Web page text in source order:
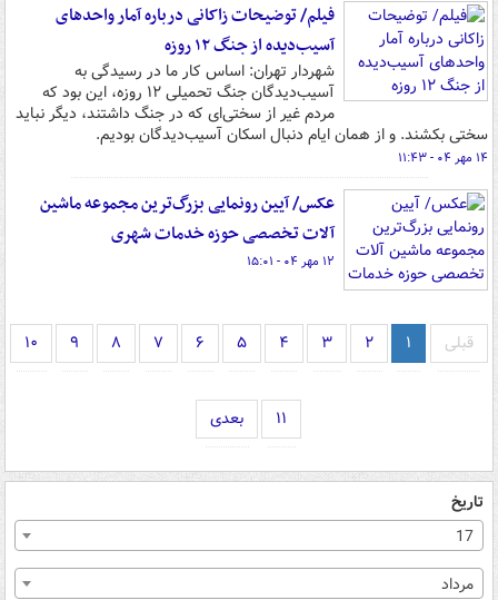
فیلم/ توضیحات زاکانی درباره آمار واحدهای
آسیب‌دیده از جنگ ۱۲ روزه
شهردار تهران: اساس کار ما در رسیدگی به
آسیب‌دیدگان جنگ تحمیلی ۱۲ روزه، این بود که
مردم غیر از سختی‌ای که در جنگ داشتند، دیگر نباید
سختی بکشند. و از همان ایام دنبال اسکان آسیب‌دیدگان بودیم.
۱۴ مهر ۰۴ - ۱۱:۴۳
عکس/ آیین رونمایی بزرگ‌ترین مجموعه ماشین
آلات تخصصی حوزه خدمات شهری
۱۲ مهر ۰۴ - ۱۵:۰۱
قبلی ۱ ۲ ۳ ۴ ۵ ۶ ۷ ۸ ۹ ۱۰
۱۱ بعدی
تاریخ
17
مرداد